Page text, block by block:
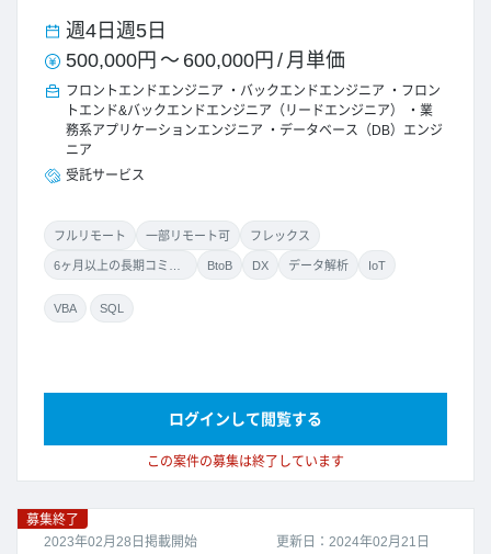
週4日 週5日
500,000円 ～ 600,000円 / 月単価
フロントエンドエンジニア バックエンドエンジニア
フロン
トエンド&バックエンドエンジニア（リードエンジニア）
業
務系アプリケーションエンジニア
データベース（DB）エンジ
ニア
受託サービス
フルリモート 一部リモート可 フレックス
BtoB DX データ解析 IoT
VBA SQL
この案件の募集は終了しています
ログインして閲覧する
更新日：2024年02月21日
募集終了
2023年02月28日掲載開始